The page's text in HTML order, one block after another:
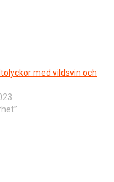
med vildsvin och